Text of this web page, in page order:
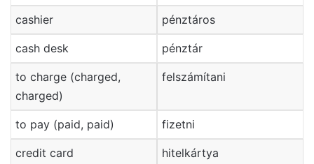
cashier pénztáros
cash desk pénztár
to charge (charged,
charged)
felszámítani
to pay (paid, paid) fizetni
credit card hitelkártya